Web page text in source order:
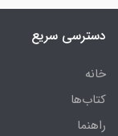
دسترسی سریع
خانه
کتاب‌ها
راهنما